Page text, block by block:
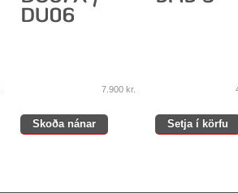
7.900 kr.
Skoða nánar Setja í körfu